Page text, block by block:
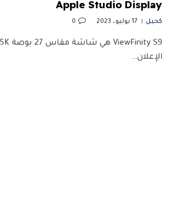
Apple Studio Display
كحيل 17 يوليو، 2023 0
الإعلان…